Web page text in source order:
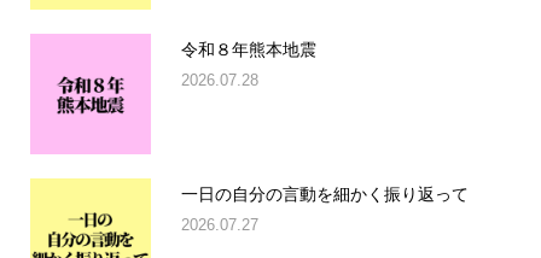
令和８年熊本地震
2026.07.28
一日の自分の言動を細かく振り返って
2026.07.27